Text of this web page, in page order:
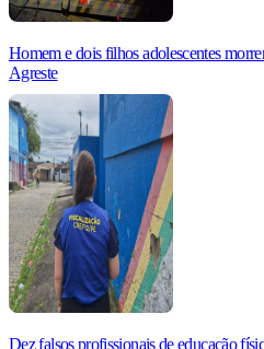
Homem e dois filhos adolescentes
Agreste
Dez falsos profissionais de educação